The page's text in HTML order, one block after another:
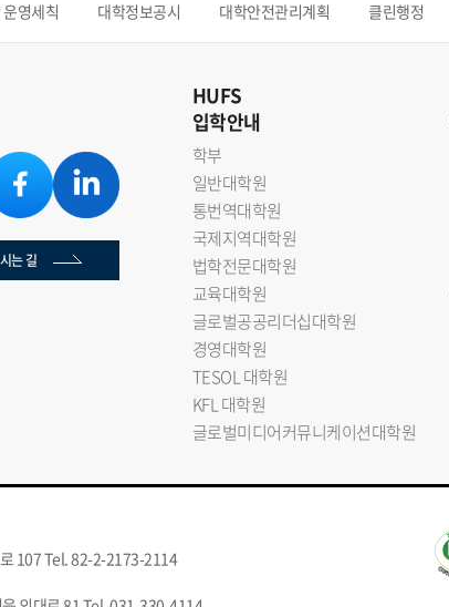
영세칙 대학정보공시 대학안전관리계획 클린행정
는 길
HUFS
입학안내
학부
일반대학원
통번역대학원
국제지역대학원
법학전문대학원
교육대학원
글로벌공공리더십대학원
경영대학원
TESOL 대학원
KFL 대학원
글로벌미디어커뮤니케이션대학원
107 Tel. 82-2-2173-2114